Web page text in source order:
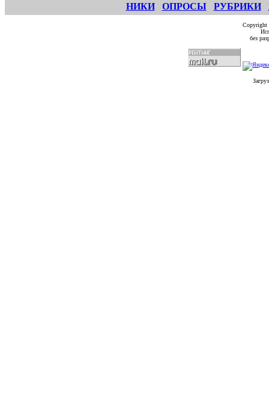
НИКИ ОПРОСЫ РУБРИКИ
без